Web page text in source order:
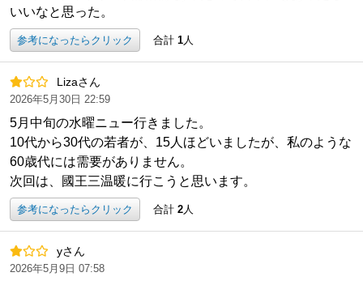
いいなと思った。
参考になったらクリック 合計 1人
Lizaさん
2026年5月30日 22:59
5月中旬の水曜ニュー行きました。
10代から30代の若者が、15人ほどいましたが、私のような
60歳代には需要がありません。
次回は、國王三温暖に行こうと思います。
参考になったらクリック 合計 2人
yさん
2026年5月9日 07:58